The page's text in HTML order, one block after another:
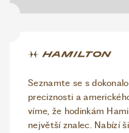
Seznamte se s
preciznosti a
víme, že hodinkám
největší znalec. Nabízí